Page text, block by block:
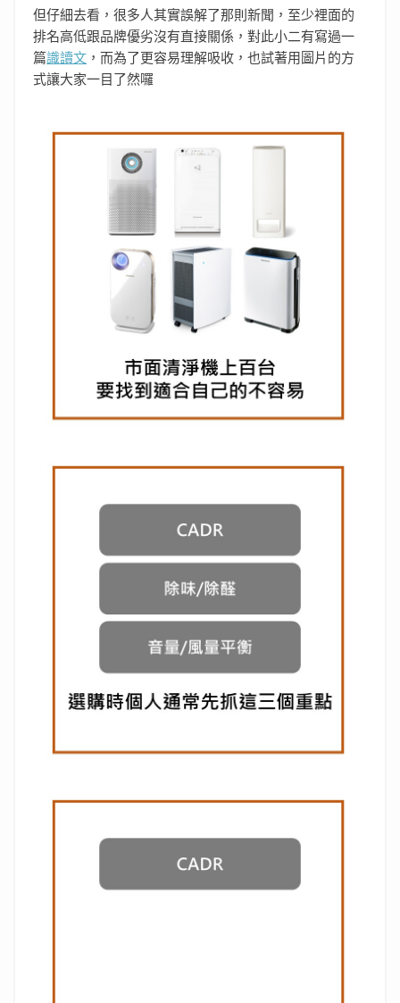
但仔細去看，很多人其實誤解了那則新聞，至少裡面的
排名高低跟品牌優劣沒有直接關係，對此小二有寫過一
篇識讀文 ，而為了更容易理解吸收，也試著用圖片的方
式讓大家一目了然囉